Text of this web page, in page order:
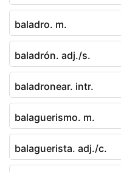
baladro. m.
baladrón. adj./s.
baladronear. intr.
balaguerismo. m.
balaguerista. adj./c.